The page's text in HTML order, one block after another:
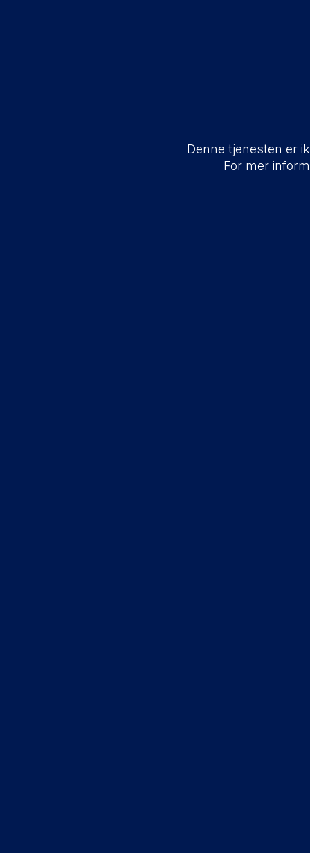
Denne tjenesten er
For mer